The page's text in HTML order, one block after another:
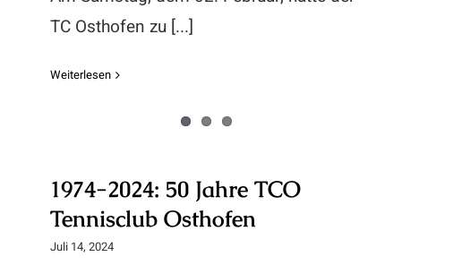
TC Osthofen zu [...]
Weiterlesen
Tennisclub Osthofen
1974-2024: 50 Jahre TCO
Tennisclub Osthofen
Juli 14, 2024